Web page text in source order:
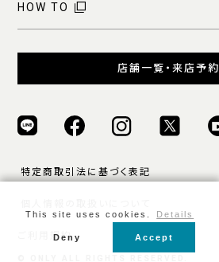
HOW TO
店舗一覧・来店予約
特定商取引法に基づく表記
ご利用規約
This site uses cookies. Details
Deny Accept